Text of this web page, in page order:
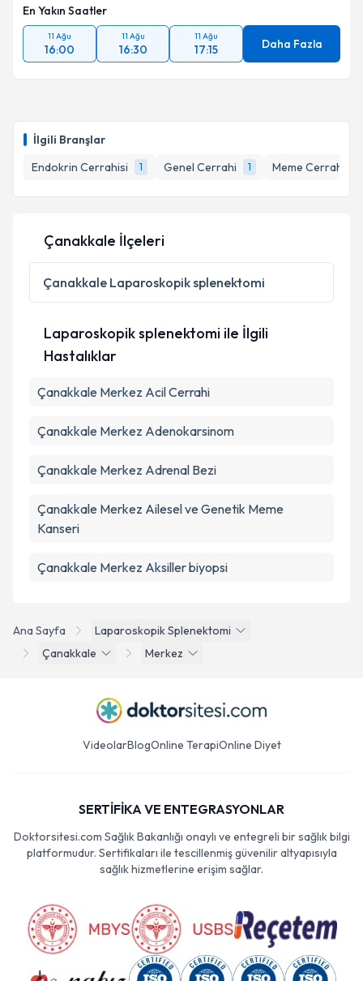
İlgili Branşlar
Endokrin Cerrahisi
1 Genel Cerrahi 1 Meme Cerrahisi
En Yakın Saatler
11 Ağu
16:00
11 Ağu
16:30
11 Ağu
17:15 Daha Fazla
Ana Sayfa
Laparoskopik Splenektomi
Çanakkale
Merkez
Çanakkale İlçeleri
Çanakkale Laparoskopik splenektomi
Laparoskopik splenektomi ile İlgili
Hastalıklar
Çanakkale Merkez Acil Cerrahi
Çanakkale Merkez Adenokarsinom
Çanakkale Merkez Adrenal Bezi
Çanakkale Merkez Ailesel ve Genetik Meme
Kanseri
Çanakkale Merkez Aksiller biyopsi
VideolarBlogOnline TerapiOnline Diyet
SERTİFİKA VE ENTEGRASYONLAR
Doktorsitesi.com Sağlık Bakanlığı onaylı ve entegreli bir sağlık bilgi
platformudur. Sertifikaları ile tescillenmiş güvenilir altyapısıyla
sağlık hizmetlerine erişim sağlar.